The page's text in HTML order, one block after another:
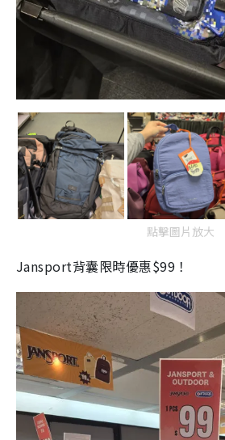
點擊圖片放大
Jansport背囊限時優惠$99！